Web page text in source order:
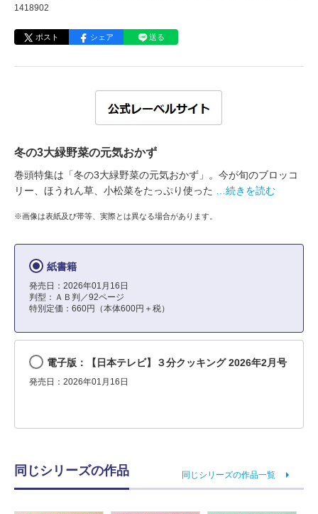
1418902
ポスト シェア 送る
冬の3大緑野菜の元気おかず
巻頭特集は「冬の3大緑野菜の元気おかず」。今が旬のブロッコ
リー、ほうれん草、小松菜をたっぷり使った
…続きを読む
※画像は表紙及び帯等、実際とは異なる場合があります。
紙書籍
発売日：2026年01月16日
判型：ＡＢ判／92ページ
特別定価：660円（本体600円＋税）
電子版：【日本テレビ】３分クッキング 2026年2月号
発売日：2026年01月16日
同じシリーズの作品 同じシリーズの作品一覧